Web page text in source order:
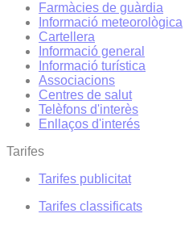
Farmàcies de guàrdia
Informació meteorològica
Cartellera
Informació general
Informació turística
Associacions
Centres de salut
Telèfons d'interès
Enllaços d'interés
Tarifes
Tarifes publicitat
Tarifes classificats